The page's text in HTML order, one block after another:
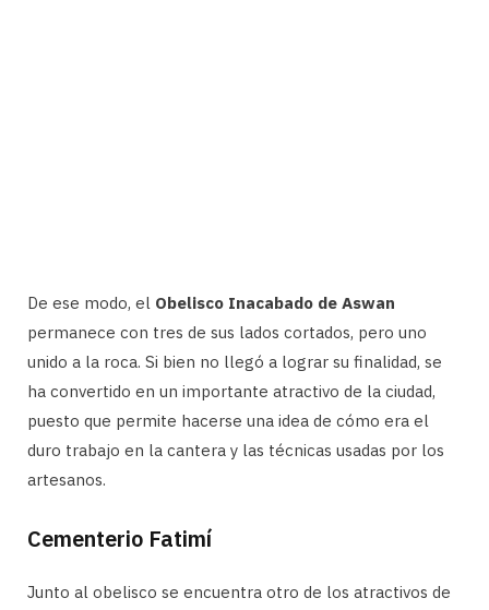
De ese modo, el Obelisco Inacabado de Aswan
permanece con tres de sus lados cortados, pero uno
unido a la roca. Si bien no llegó a lograr su finalidad, se
ha convertido en un importante atractivo de la ciudad,
puesto que permite hacerse una idea de cómo era el
duro trabajo en la cantera y las técnicas usadas por los
artesanos.
Cementerio Fatimí
Junto al obelisco se encuentra otro de los atractivos de